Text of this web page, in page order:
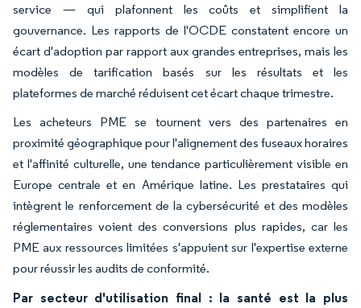
service — qui plafonnent les coûts et simplifient la
gouvernance. Les rapports de l'OCDE constatent encore un
écart d'adoption par rapport aux grandes entreprises, mais les
modèles de tarification basés sur les résultats et les
plateformes de marché réduisent cet écart chaque trimestre.
Les acheteurs PME se tournent vers des partenaires en
proximité géographique pour l'alignement des fuseaux horaires
et l'affinité culturelle, une tendance particulièrement visible en
Europe centrale et en Amérique latine. Les prestataires qui
intègrent le renforcement de la cybersécurité et des modèles
réglementaires voient des conversions plus rapides, car les
PME aux ressources limitées s'appuient sur l'expertise externe
pour réussir les audits de conformité.
Par secteur d'utilisation final : la santé est la plus